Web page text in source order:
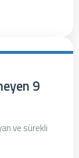
9
ve sürekli